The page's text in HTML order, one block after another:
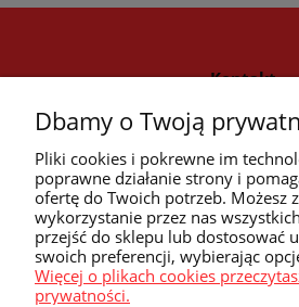
Strefa klienta
Przyczółek
Przydatne
Kontakt
Dbamy o Twoją
Pliki cookies i pokrewne im
poprawne działanie strony i
ofertę do Twoich potrzeb. Możesz
wykorzystanie przez nas
przejść do sklepu lub dostosować
swoich preferencji, wybierając
Więcej o plikach cookies
prywatności.